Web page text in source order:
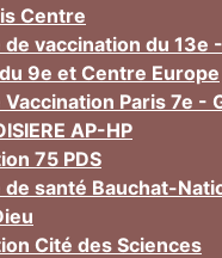
Centre
vaccination du 13e
9e et Centre Europe
Paris 7e -
AP-HP
75 PDS
santé Bauchat-
Cité des Sciences